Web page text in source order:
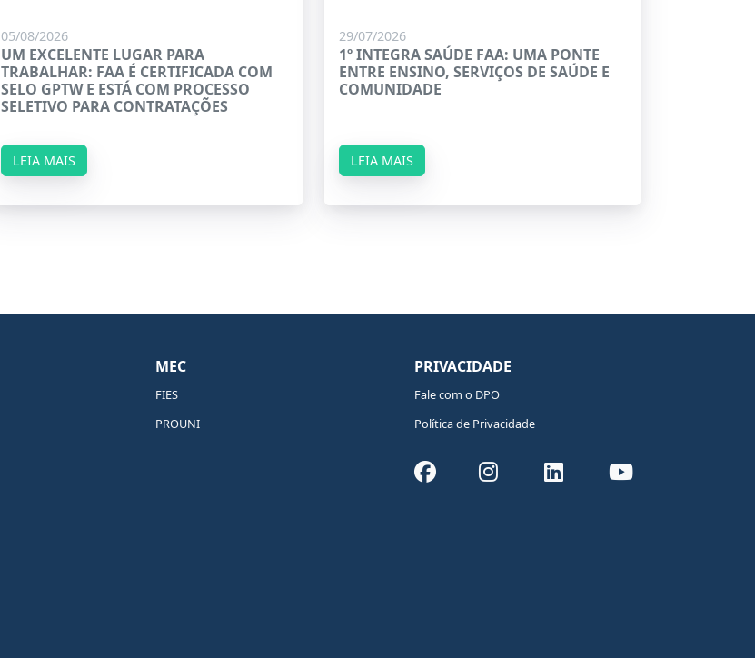
05/08/2026
UM EXCELENTE LUGAR PARA
TRABALHAR: FAA É CERTIFICADA COM
SELO GPTW E ESTÁ COM PROCESSO
SELETIVO PARA CONTRATAÇÕES
LEIA MAIS
29/07/2026
1º INTEGRA SAÚDE FAA: UMA PONTE
ENTRE ENSINO, SERVIÇOS DE SAÚDE E
COMUNIDADE
LEIA MAIS
MEC
FIES
PROUNI
PRIVACIDADE
Fale com o DPO
Política de Privacidade